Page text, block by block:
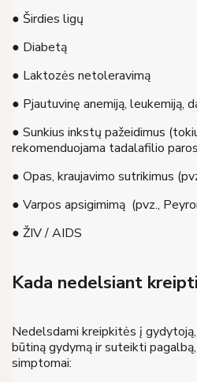
● Širdies ligų
● Diabetą
● Laktozės netoleravimą
● Pjautuvinę anemiją, leukemiją,
● Sunkius inkstų pažeidimus
rekomenduojama tadalafilio
● Opas, kraujavimo sutrikimus
● Varpos apsigimimą (pvz.,
● ŽIV / AIDS
Kada nedelsiant
Nedelsdami kreipkitės į
būtiną gydymą ir suteikti
simptomai: